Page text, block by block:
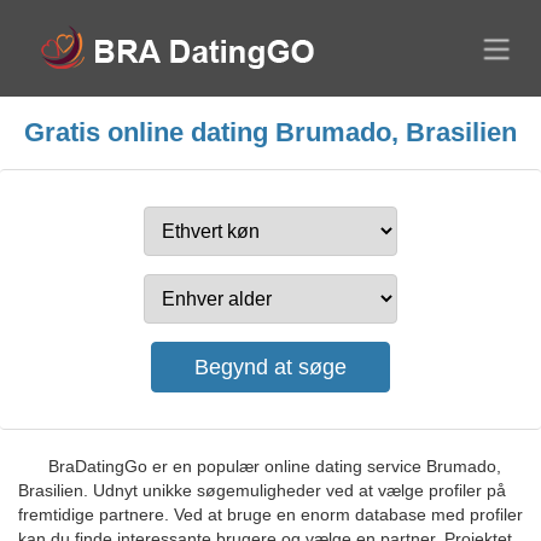
Gratis online dating Brumado, Brasilien
BraDatingGo er en populær online dating service Brumado,
Brasilien. Udnyt unikke søgemuligheder ved at vælge profiler på
fremtidige partnere. Ved at bruge en enorm database med profiler